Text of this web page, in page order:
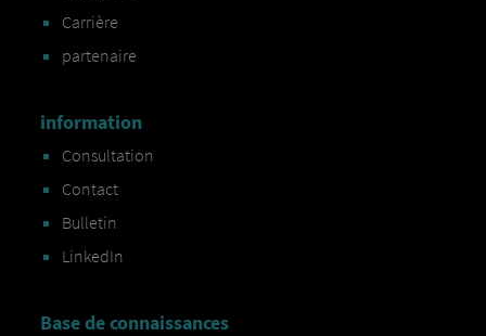
Carrière
partenaire
information
Consultation
Contact
Bulletin
LinkedIn
Base de connaissances